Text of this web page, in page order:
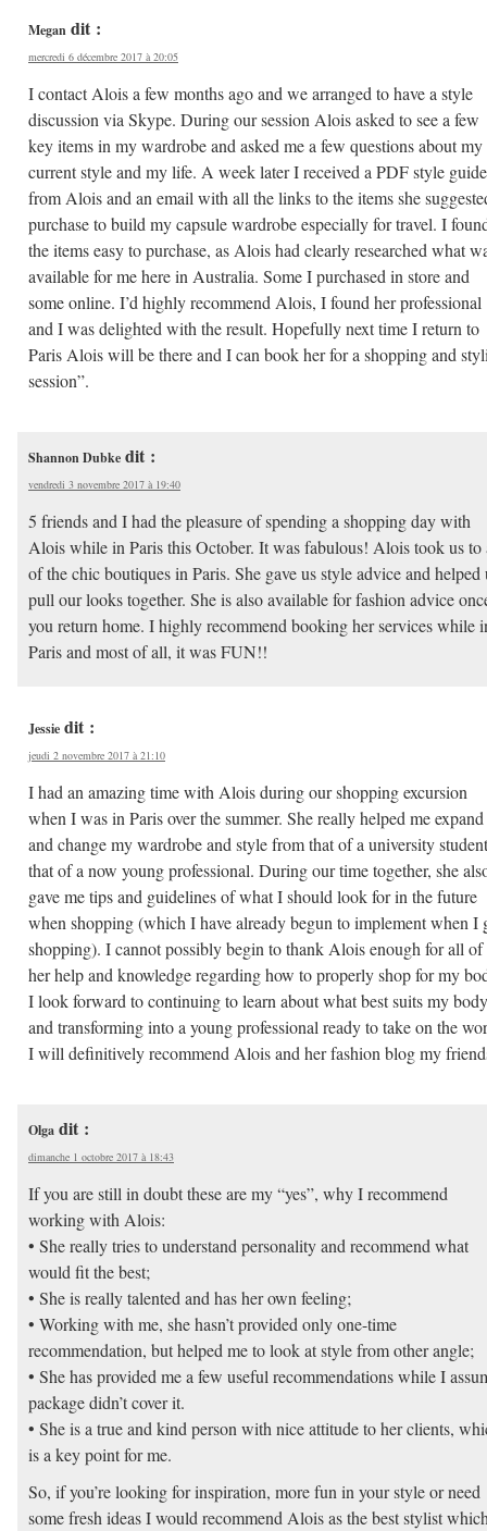
Megan dit :
mercredi 6 décembre 2017 à 20:05
I contact Alois a few months ago and we arranged to have a style
discussion via Skype. During our session Alois asked to see a few
key items in my wardrobe and asked me a few questions about my
current style and my life. A week later I received a PDF style guide
from Alois and an email with all the links to the items she
purchase to build my capsule wardrobe especially for travel. I
the items easy to purchase, as Alois had clearly researched what
available for me here in Australia. Some I purchased in store and
some online. I’d highly recommend Alois, I found her professional
and I was delighted with the result. Hopefully next time I return to
Paris Alois will be there and I can book her for a shopping and
session”.
Shannon Dubke dit :
vendredi 3 novembre 2017 à 19:40
5 friends and I had the pleasure of spending a shopping day with
Alois while in Paris this October. It was fabulous! Alois took us to
of the chic boutiques in Paris. She gave us style advice and helped
pull our looks together. She is also available for fashion advice
you return home. I highly recommend booking her services while
Paris and most of all, it was FUN!!
Jessie dit :
jeudi 2 novembre 2017 à 21:10
I had an amazing time with Alois during our shopping excursion
when I was in Paris over the summer. She really helped me expand
and change my wardrobe and style from that of a university
that of a now young professional. During our time together, she
gave me tips and guidelines of what I should look for in the future
when shopping (which I have already begun to implement when I
shopping). I cannot possibly begin to thank Alois enough for all of
her help and knowledge regarding how to properly shop for my
I look forward to continuing to learn about what best suits my
and transforming into a young professional ready to take on the
I will definitively recommend Alois and her fashion blog my
Olga dit :
dimanche 1 octobre 2017 à 18:43
If you are still in doubt these are my “yes”, why I recommend
working with Alois:
• She really tries to understand personality and recommend what
would fit the best;
• She is really talented and has her own feeling;
• Working with me, she hasn’t provided only one-time
recommendation, but helped me to look at style from other angle;
• She has provided me a few useful recommendations while I
package didn’t cover it.
• She is a true and kind person with nice attitude to her clients,
is a key point for me.
So, if you’re looking for inspiration, more fun in your style or need
some fresh ideas I would recommend Alois as the best stylist